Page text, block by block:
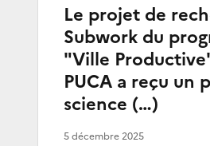
Le projet de
Subwork du
"Ville
PUCA a reçu un
science (…)
5 décembre 2025